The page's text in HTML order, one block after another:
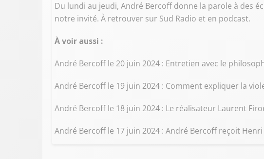
Du lundi au jeudi, André Bercoff donne la parole à des
notre invité. À retrouver sur Sud Radio et en podcast.
À voir aussi :
André Bercoff le 20 juin 2024 : Entretien avec le
André Bercoff le 19 juin 2024 : Comment expliquer la
André Bercoff le 18 juin 2024 : Le réalisateur Laurent
André Bercoff le 17 juin 2024 : André Bercoff reçoit